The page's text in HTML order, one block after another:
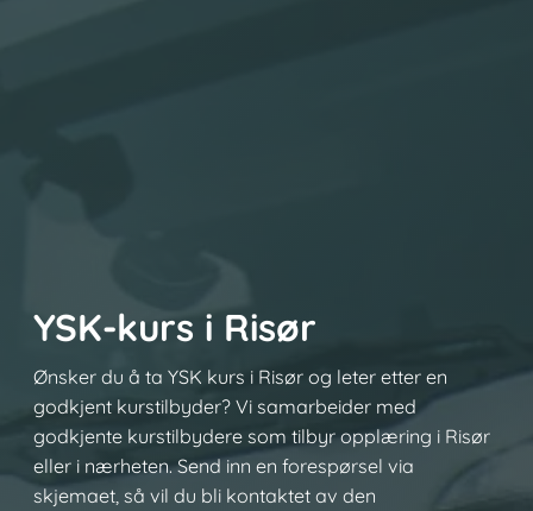
YSK-kurs i Risør
Ønsker du å ta YSK kurs i Risør og leter etter en
godkjent kurstilbyder? Vi samarbeider med
godkjente kurstilbydere som tilbyr opplæring i Risør
eller i nærheten. Send inn en forespørsel via
skjemaet, så vil du bli kontaktet av den